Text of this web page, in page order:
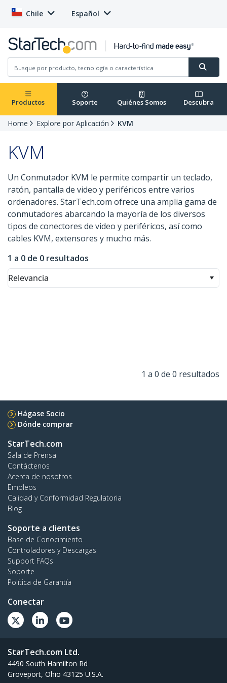
Chile Español
Productos Soporte Quiénes Somos Descubra
Home Explore por Aplicación KVM
KVM
Un Conmutador KVM le permite compartir un teclado,
ratón, pantalla de video y periféricos entre varios
ordenadores. StarTech.com ofrece una amplia gama de
conmutadores abarcando la mayoría de los diversos
tipos de conectores de video y periféricos, así como
cables KVM, extensores y mucho más.
1 a 0 de 0 resultados
Relevancia
1 a 0 de 0 resultados
Hágase Socio
Dónde comprar
StarTech.com
Sala de Prensa
Contáctenos
Acerca de nosotros
Empleos
Calidad y Conformidad Regulatoria
Blog
Soporte a clientes
Base de Conocimiento
Controladores y Descargas
Support FAQs
Soporte
Política de Garantía
Conectar
StarTech.com Ltd.
4490 South Hamilton Rd
Groveport, Ohio 43125 U.S.A.